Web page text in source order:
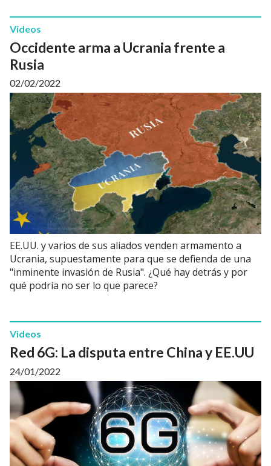
Occidente arma a Ucrania frente a
Rusia
Videos
02/02/2022
EE.UU. y varios de sus aliados venden armamento a
Ucrania, supuestamente para que se defienda de una
"inminente invasión de Rusia". ¿Qué hay detrás y por
qué podría no ser lo que parece?
Red 6G: La disputa entre China y EE.UU
Videos
24/01/2022